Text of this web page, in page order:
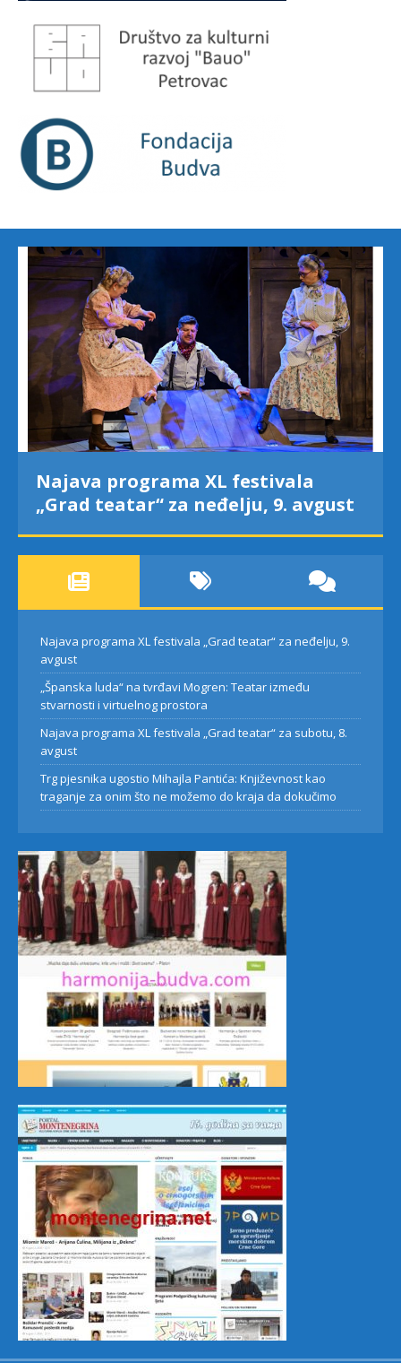
Najava programa XL festivala
„Grad teatar“ za neđelju, 9. avgust
Najava programa XL festivala „Grad teatar“ za neđelju, 9.
avgust
„Španska luda“ na tvrđavi Mogren: Teatar između
stvarnosti i virtuelnog prostora
Najava programa XL festivala „Grad teatar“ za subotu, 8.
avgust
Trg pjesnika ugostio Mihajla Pantića: Književnost kao
traganje za onim što ne možemo do kraja da dokučimo